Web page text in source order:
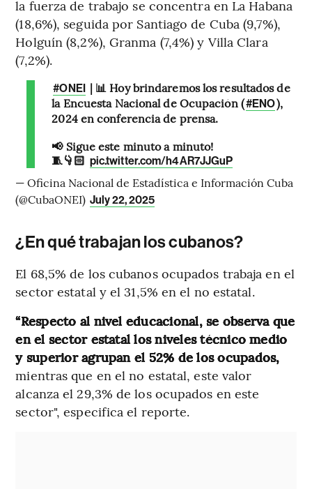
la fuerza de trabajo se concentra en La Habana
(18,6%), seguida por Santiago de Cuba (9,7%),
Holguín (8,2%), Granma (7,4%) y Villa Clara
(7,2%).
#ONEI | 📊 Hoy brindaremos los resultados de
la Encuesta Nacional de Ocupación (#ENO),
2024 en conferencia de prensa.
📢 Sigue este minuto a minuto!
🧵👇🏻 pic.twitter.com/h4AR7JJGuP
— Oficina Nacional de Estadística e Información Cuba
(@CubaONEI) July 22, 2025
¿En qué trabajan los cubanos?
El 68,5% de los cubanos ocupados trabaja en el
sector estatal y el 31,5% en el no estatal.
“Respecto al nivel educacional, se observa que
en el sector estatal los niveles técnico medio
y superior agrupan el 52% de los ocupados,
mientras que en el no estatal, este valor
alcanza el 29,3% de los ocupados en este
sector", especifica el reporte.